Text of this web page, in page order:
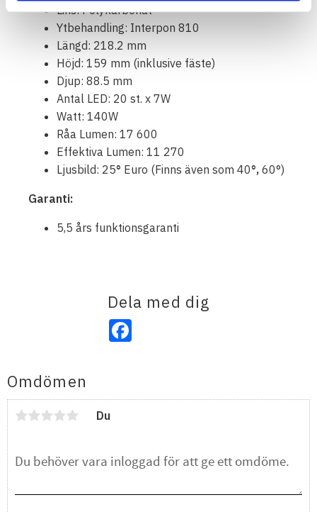
Lins: Polykarbonat
Ytbehandling: Interpon 810
Längd: 218.2 mm
Höjd: 159 mm (inklusive fäste)
Djup: 88.5 mm
Antal LED: 20 st. x 7W
Watt: 140W
Råa Lumen: 17 600
Effektiva Lumen: 11 270
Ljusbild: 25° Euro (Finns även som 40°, 60°)
Garanti:
5,5 års funktionsgaranti
Dela med dig
Facebook
Omdömen
Du